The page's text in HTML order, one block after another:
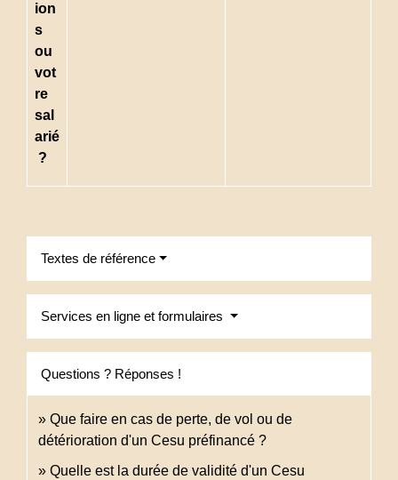
ion
s
ou
vot
re
sal
arié
?
Textes de référence
Services en ligne et formulaires
Questions ? Réponses !
Que faire en cas de perte, de vol ou de
détérioration d'un Cesu préfinancé ?
Quelle est la durée de validité d'un Cesu